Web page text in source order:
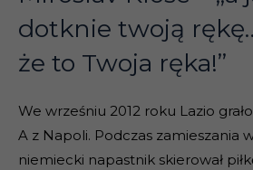
dotknie twoją
że to Twoja ręka!”
We wrześniu 2012 roku Lazio
A z Napoli. Podczas zamieszania
niemiecki napastnik skierował